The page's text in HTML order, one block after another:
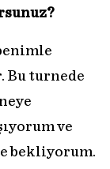
Bu turnede
ve
bekliyorum.